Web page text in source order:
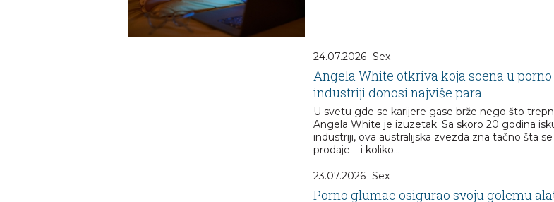
24.07.2026 Sex
Angela White otkriva koja scena u porno
industriji donosi najviše para
U svetu gde se karijere gase brže nego što
Angela White je izuzetak. Sa skoro 20 godina
industriji, ova australijska zvezda zna tačno šta se
prodaje – i koliko...
23.07.2026 Sex
Porno glumac osigurao svoju golemu